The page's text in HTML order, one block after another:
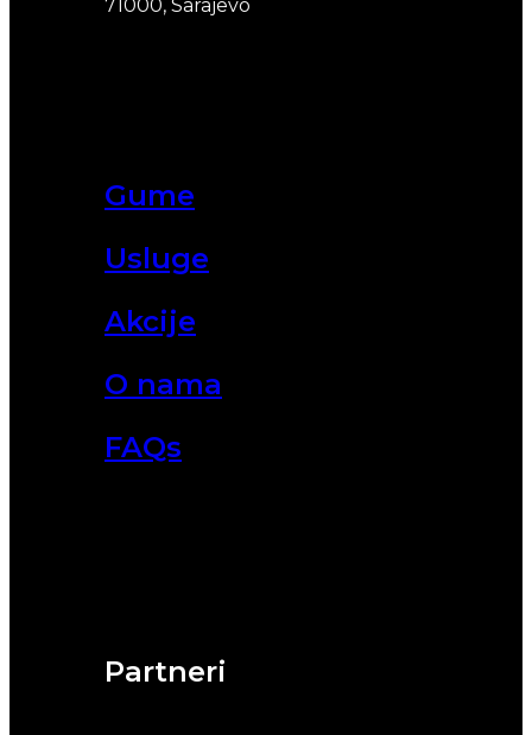
Partneri
Gume
Usluge
Akcije
O nama
FAQs
71000, Sarajevo